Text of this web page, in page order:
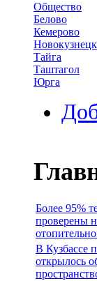
Общество
Белово
Кемерово
Новокузнецк
Тайга
Таштагол
Юрга
Более 95%
проверены
В Кузбассе
открылось